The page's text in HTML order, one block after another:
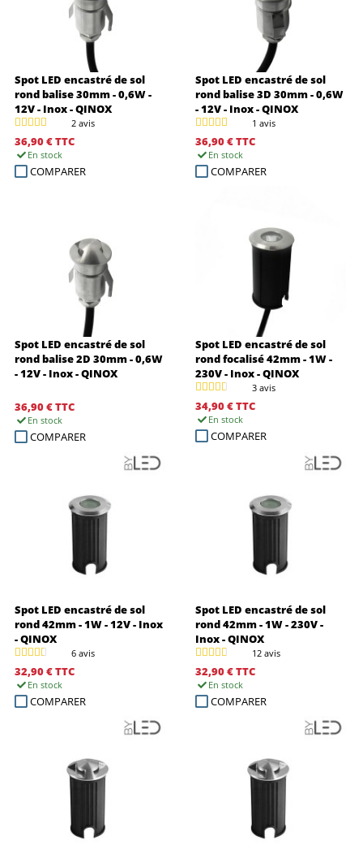
Spot LED encastré de sol
rond balise 30mm - 0,6W -
12V - Inox - QINOX
2 avis
36,90 €TTC
En stock
COMPARER
Spot LED encastré de sol
rond balise 3D 30mm - 0,6W
- 12V - Inox - QINOX
1 avis
36,90 €TTC
En stock
COMPARER
Spot LED encastré de sol
rond balise 2D 30mm - 0,6W
- 12V - Inox - QINOX
36,90 €TTC
En stock
COMPARER
Spot LED encastré de sol
rond focalisé 42mm - 1W -
230V - Inox - QINOX
3 avis
34,90 €TTC
En stock
COMPARER
Spot LED encastré de sol
rond 42mm - 1W - 12V - Inox
- QINOX
6 avis
32,90 €TTC
En stock
COMPARER
Spot LED encastré de sol
rond 42mm - 1W - 230V -
Inox - QINOX
12 avis
32,90 €TTC
En stock
COMPARER